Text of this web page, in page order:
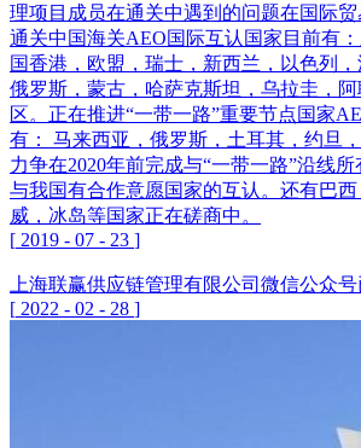
理项目成员在通关中遇到的问题在国际
通关中国海关AEO国际互认国家目前有
国香港，欧盟，瑞士，新西兰，以色列
俄罗斯，蒙古，哈萨克斯坦，乌拉圭，
区。正在推进“一带一路”重要节点国家
有： 马来西亚，俄罗斯，土耳其，约旦
力争在2020年前完成与“一带一路”沿线
与我国有合作意愿国家的互认。还有巴
威，冰岛等国家正在磋商中。
[ 2019 - 07 - 23 ]
上海联赢供应链管理有限公司微信公众
[ 2022 - 02 - 28 ]